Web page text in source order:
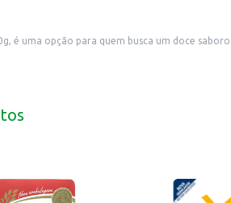
é uma opção para quem busca um doce
para quem busca um doce com o sabor da